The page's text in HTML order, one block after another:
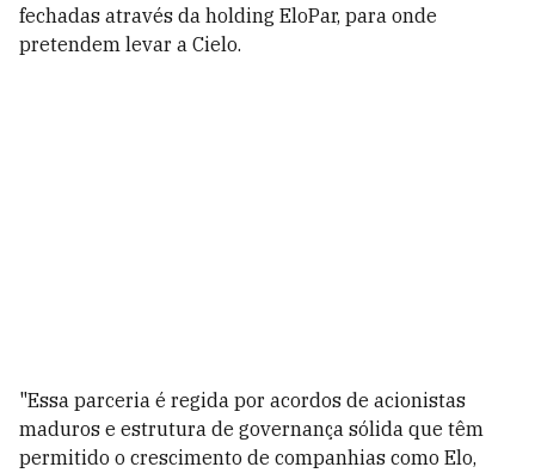
fechadas através da holding EloPar, para onde
pretendem levar a Cielo.
"Essa parceria é regida por acordos de acionistas
maduros e estrutura de governança sólida que têm
permitido o crescimento de companhias como Elo,